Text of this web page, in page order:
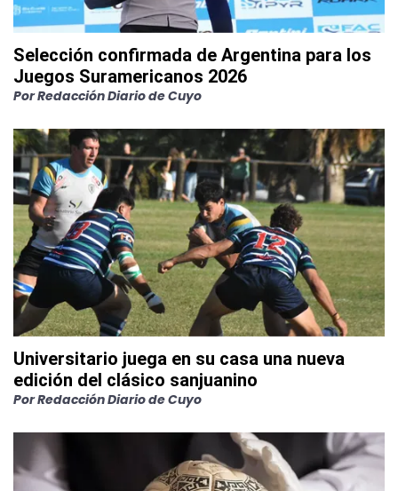
Selección confirmada de Argentina para los
Juegos Suramericanos 2026
PorRedacción Diario de Cuyo
Universitario juega en su casa una nueva
edición del clásico sanjuanino
PorRedacción Diario de Cuyo